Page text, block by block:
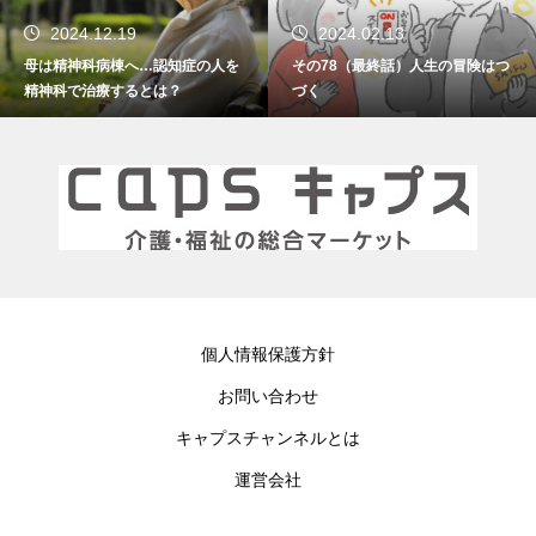
2024.12.19
母は精神科病棟へ…認知症の人を
精神科で治療するとは？
2024.02.13
その78（最終話）人生の冒険はつ
づく
個人情報保護方針
お問い合わせ
キャプスチャンネルとは
運営会社